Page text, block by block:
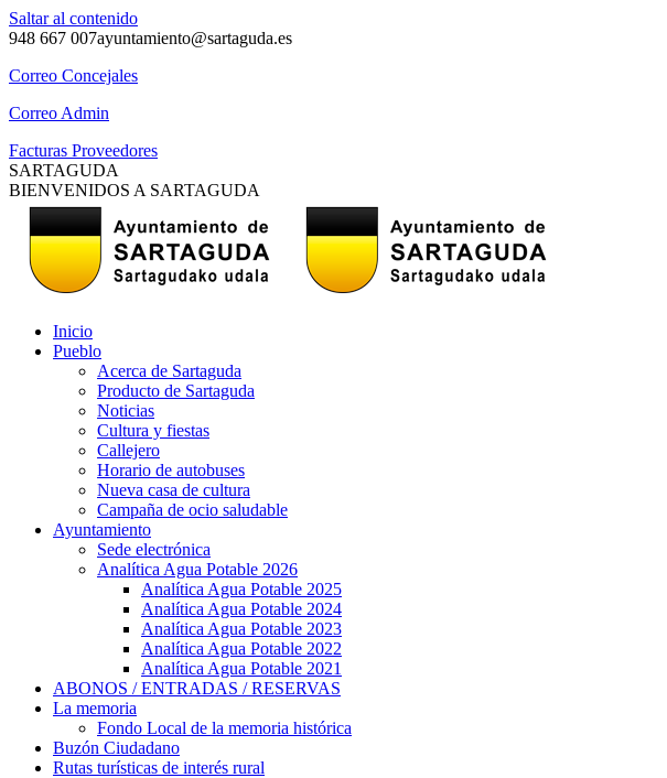
Saltar al contenido
948 667 007ayuntamiento@sartaguda.es
Correo Concejales
Correo Admin
Facturas Proveedores
SARTAGUDA
BIENVENIDOS A SARTAGUDA
Inicio
Pueblo
Acerca de Sartaguda
Producto de Sartaguda
Noticias
Cultura y fiestas
Callejero
Horario de autobuses
Nueva casa de cultura
Campaña de ocio saludable
Ayuntamiento
Sede electrónica
Analítica Agua Potable 2026
Analítica Agua Potable 2025
Analítica Agua Potable 2024
Analítica Agua Potable 2023
Analítica Agua Potable 2022
Analítica Agua Potable 2021
ABONOS / ENTRADAS / RESERVAS
La memoria
Fondo Local de la memoria histórica
Buzón Ciudadano
Rutas turísticas de interés rural